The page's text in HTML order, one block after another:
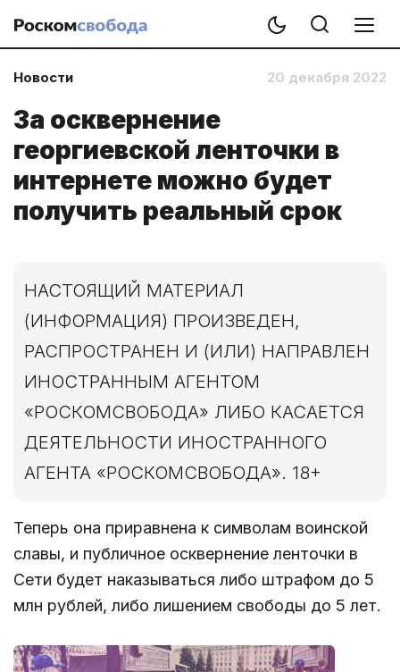
Новости 20 декабря 2022
За осквернение
георгиевской ленточки в
интернете можно будет
получить реальный срок
НАСТОЯЩИЙ МАТЕРИАЛ
(ИНФОРМАЦИЯ) ПРОИЗВЕДЕН,
РАСПРОСТРАНЕН И (ИЛИ) НАПРАВЛЕН
ИНОСТРАННЫМ АГЕНТОМ
«РОСКОМСВОБОДА» ЛИБО КАСАЕТСЯ
ДЕЯТЕЛЬНОСТИ ИНОСТРАННОГО
АГЕНТА «РОСКОМСВОБОДА». 18+
Теперь она приравнена к символам воинской
славы, и публичное осквернение ленточки в
Сети будет наказываться либо штрафом до 5
млн рублей, либо лишением свободы до 5 лет.